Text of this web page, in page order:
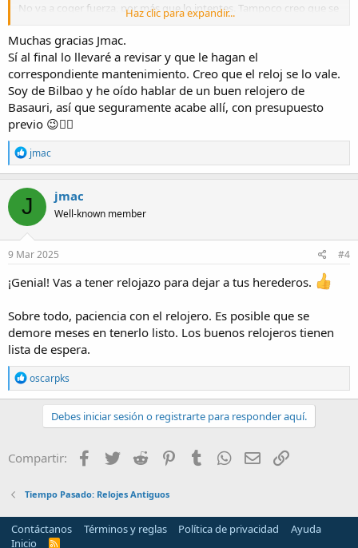
No va a coger fuerza, por más que lo intentes. Tampoco creo que se
vaya a averiar, pero no le va a beneficiar.
¿Dónde vives? Sería conveniente buscar un relojero de confianza de
tu zona. Sobre todo, pide presupuesto. En un Servicio Técnico
Oficial, la broma de repasar un reloj antiguo no bajará de 300 €;
puede ser interesante si han de cambiar piezas (creo que Omega
tiene un departamento especialmente dedicado al tema; no me
hagas mucho caso, puedo estar confundido de marca). Pero en
general, un buen relojero te lo dejará en buen estado de marcha.
No le pidas una precisión extraordinaria, es un reloj anciano. Una
Haz clic para expandir...
Muchas gracias Jmac.
Sí al final lo llevaré a revisar y que le hagan el
correspondiente mantenimiento. Creo que el reloj se lo vale.
Soy de Bilbao y he oído hablar de un buen relojero de
Basauri, así que seguramente acabe allí, con presupuesto
previo 😉👍🏻
R
e
a
c
t
i
o
n
s
jmac
J jmac
Well-known member
9 Mar 2025 #4
¡Genial! Vas a tener relojazo para dejar a tus herederos.
Sobre todo, paciencia con el relojero. Es posible que se
demore meses en tenerlo listo. Los buenos relojeros tienen
lista de espera.
R
e
a
o
n
:
oscarpks
Debes iniciar sesión o registrarte para responder aquí.
Compartir: Facebook
Twitter Reddit PinterestTumblrWhatsApp
Email
Tiempo Pasado: Relojes Antiguos
Contáctanos Términos y reglas Política de privacidad
Ayuda
Inicio
R